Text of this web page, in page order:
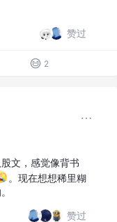
赞过
2
文，感觉像背书
。现在想想稀里糊
赞过